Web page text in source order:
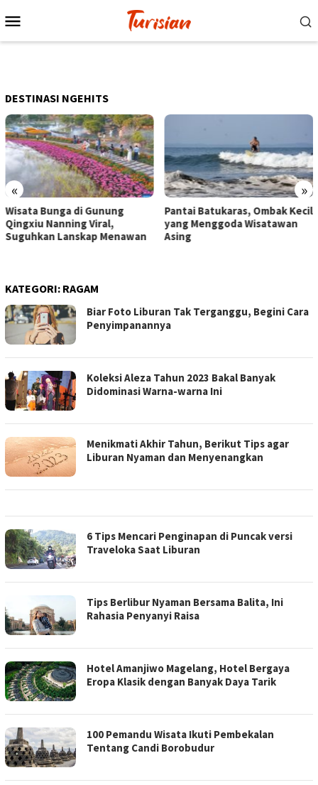
ke
Mobile
DESTINASI NGEHITS
« »
Pantai Batukaras, Ombak Kecil
yang Menggoda Wisatawan
Asing
Senja di Pantai Pangandaran,
Wisatawan Menikmati Sore
dengan Bermain hingga
KATEGORI: RAGAM
Biar Foto Liburan Tak Terganggu, Begini Cara
Penyimpanannya
Koleksi Aleza Tahun 2023 Bakal Banyak
Didominasi Warna-warna Ini
Menikmati Akhir Tahun, Berikut Tips agar
Liburan Nyaman dan Menyenangkan
6 Tips Mencari Penginapan di Puncak versi
Traveloka Saat Liburan
Tips Berlibur Nyaman Bersama Balita, Ini
Rahasia Penyanyi Raisa
Hotel Amanjiwo Magelang, Hotel Bergaya
Eropa Klasik dengan Banyak Daya Tarik
100 Pemandu Wisata Ikuti Pembekalan
Tentang Candi Borobudur